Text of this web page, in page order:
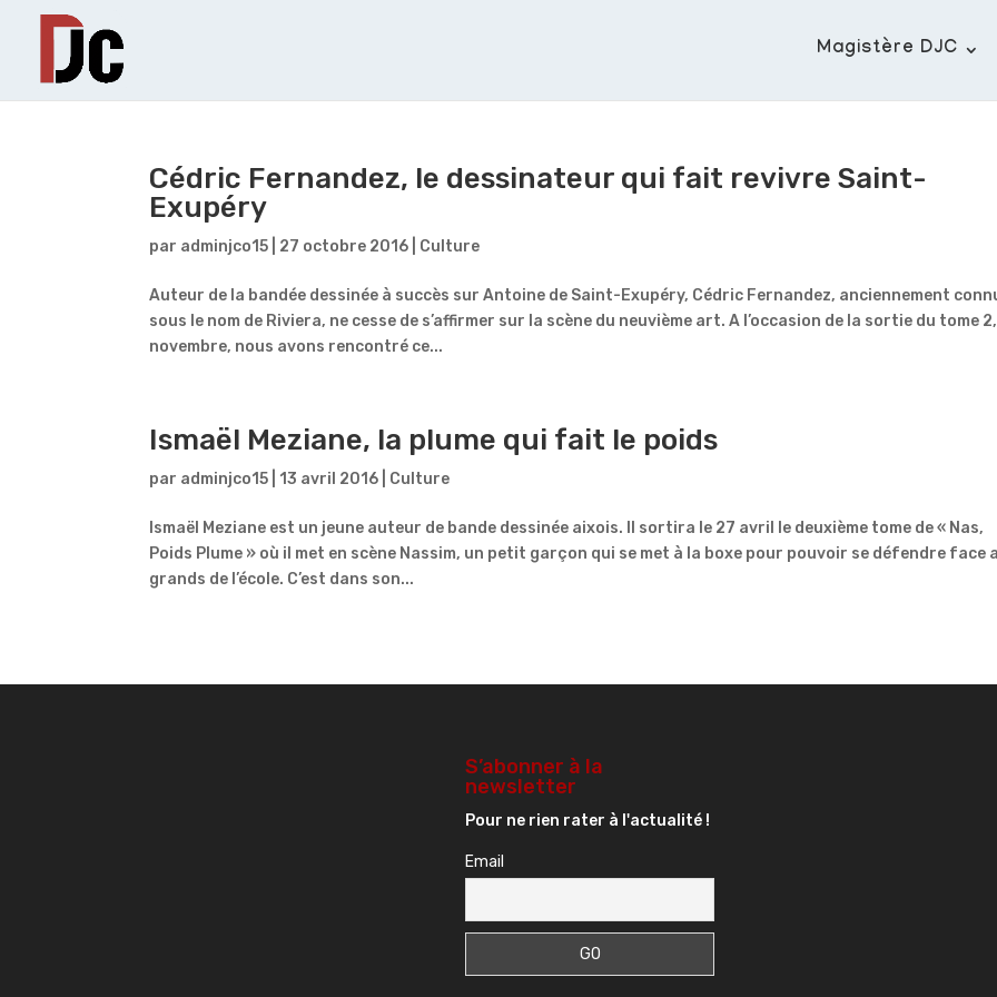
Magistère DJC
Cédric Fernandez, le dessinateur qui fait revivre Saint-
Exupéry
par adminjco15 27 octobre 2016 Culture
Auteur de la bandée dessinée à succès sur Antoine de Saint-Exupéry, Cédric Fernandez, anciennement
sous le nom de Riviera, ne cesse de s’affirmer sur la scène du neuvième art. A l’occasion de la sortie du tome
novembre, nous avons rencontré ce...
Ismaël Meziane, la plume qui fait le poids
par adminjco15 13 avril 2016 Culture
Ismaël Meziane est un jeune auteur de bande dessinée aixois. Il sortira le 27 avril le deuxième tome de « Nas,
Poids Plume » où il met en scène Nassim, un petit garçon qui se met à la boxe pour pouvoir se défendre face
grands de l’école. C’est dans son...
S’abonner à la
newsletter
Pour ne rien rater à l'actualité !
Email